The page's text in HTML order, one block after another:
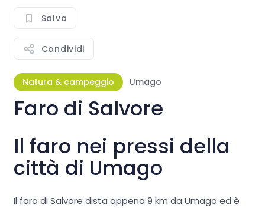
Salva
Condividi
Natura & campeggio Umago
Faro di Salvore
Il faro nei pressi della
città di Umago
Il faro di Salvore dista appena 9 km da Umago ed è